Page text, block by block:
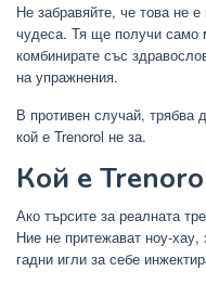
Не забравяйте, че това не
чудеса. Тя ще получи само
комбинирате със
на упражнения.
В противен случай, трябва
кой е Trenorol не за.
Кой е
Ако търсите за реалната
Ние не притежават ноу-хау,
гадни игли за себе